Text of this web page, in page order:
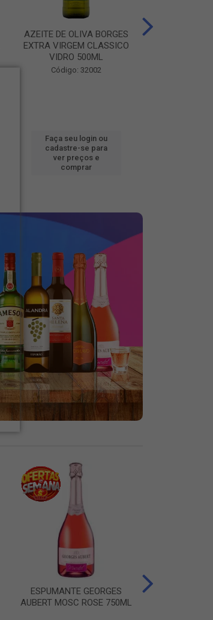
AZEITE DE OLIVA BORGES
EXTRA VIRGEM CLASSICO
VIDRO 500ML
Código: 32002
Faça seu login ou
cadastre-se para
ver preços e
comprar
ESPUMANTE GEORGES
AUBERT MOSC ROSE 750ML